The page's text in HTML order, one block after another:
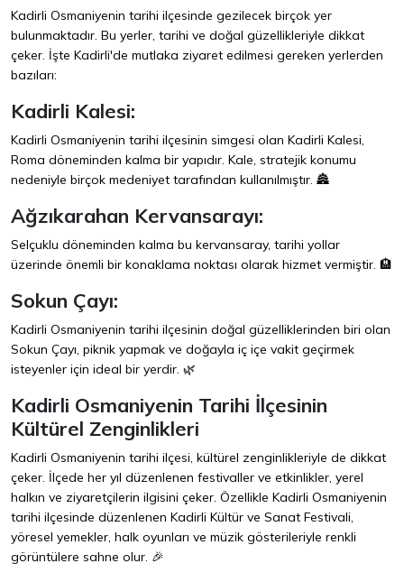
Kadirli Osmaniyenin tarihi ilçesinde gezilecek birçok yer
bulunmaktadır. Bu yerler, tarihi ve doğal güzellikleriyle dikkat
çeker. İşte Kadirli'de mutlaka ziyaret edilmesi gereken yerlerden
bazıları:
Kadirli Kalesi:
Kadirli Osmaniyenin tarihi ilçesinin simgesi olan Kadirli Kalesi,
Roma döneminden kalma bir yapıdır. Kale, stratejik konumu
nedeniyle birçok medeniyet tarafından kullanılmıştır. 🏯
Ağzıkarahan Kervansarayı:
Selçuklu döneminden kalma bu kervansaray, tarihi yollar
üzerinde önemli bir konaklama noktası olarak hizmet vermiştir. 🏨
Sokun Çayı:
Kadirli Osmaniyenin tarihi ilçesinin doğal güzelliklerinden biri olan
Sokun Çayı, piknik yapmak ve doğayla iç içe vakit geçirmek
isteyenler için ideal bir yerdir. 🌿
Kadirli Osmaniyenin Tarihi İlçesinin
Kültürel Zenginlikleri
Kadirli Osmaniyenin tarihi ilçesi, kültürel zenginlikleriyle de dikkat
çeker. İlçede her yıl düzenlenen festivaller ve etkinlikler, yerel
halkın ve ziyaretçilerin ilgisini çeker. Özellikle Kadirli Osmaniyenin
tarihi ilçesinde düzenlenen Kadirli Kültür ve Sanat Festivali,
yöresel yemekler, halk oyunları ve müzik gösterileriyle renkli
görüntülere sahne olur. 🎉